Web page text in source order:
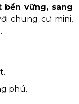
bền vững, sang
chung cư mini,
phú.